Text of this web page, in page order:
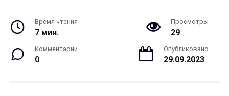
Время чтения
7 мин.
Просмотры
29
Комментарии
0
Опубликовано
29.09.2023